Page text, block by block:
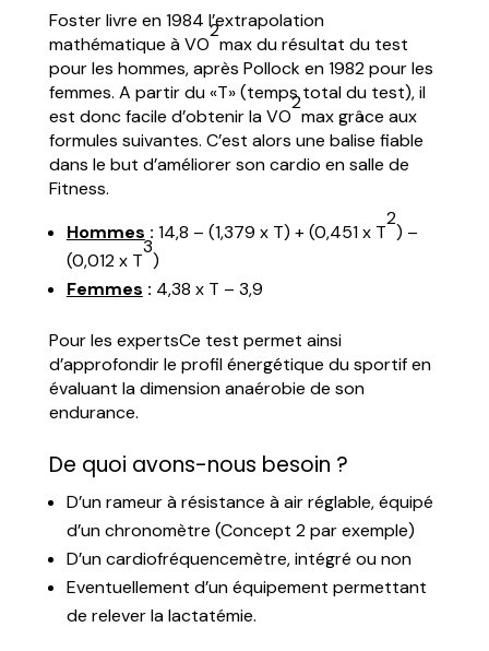
Foster livre en 1984 l’extrapolation
mathématique à VO
2
max du résultat du test
pour les hommes, après Pollock en 1982 pour les
femmes. A partir du «T» (temps total du test), il
est donc facile d’obtenir la VO
2
max grâce aux
formules suivantes. C’est alors une balise fiable
dans le but d’améliorer son cardio en salle de
Fitness.
Hommes : 14,8 – (1,379 x T) + (0,451 x T
2
) –
(0,012 x T
3
)
Femmes : 4,38 x T – 3,9
Pour les expertsCe test permet ainsi
d’approfondir le profil énergétique du sportif en
évaluant la dimension anaérobie de son
endurance.
De quoi avons-nous besoin ?
D’un rameur à résistance à air réglable, équipé
d’un chronomètre (Concept 2 par exemple)
D’un cardiofréquencemètre, intégré ou non
Eventuellement d’un équipement permettant
de relever la lactatémie.